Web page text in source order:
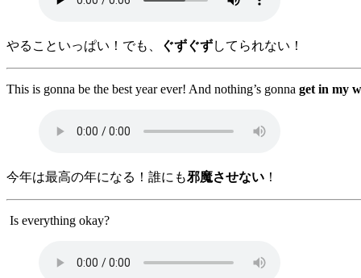
やることいっぱい！でも、 ぐずぐずしてられない！
This is gonna be the best year ever! And nothing’s gonna get in my
今年は最高の年になる！誰にも邪魔させない ！
Is everything okay?